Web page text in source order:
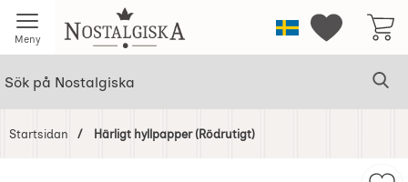
Meny Startsidan för NostalgiskaSverigeMina
Startsidan Härligt hyllpapper (Rödrutigt)